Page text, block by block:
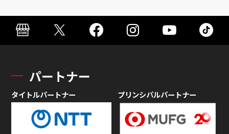
パートナー
タイトルパートナー プリンシパルパートナー